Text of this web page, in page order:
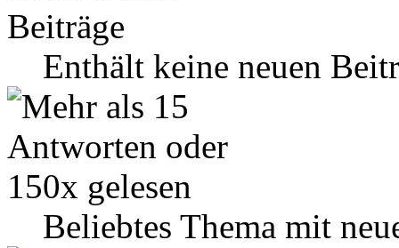
Enthält keine neuen
Beliebtes Thema mit